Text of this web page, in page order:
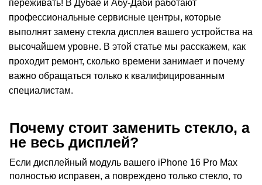
переживать! В Дубае и Абу-Даби работают
профессиональные сервисные центры, которые
выполнят замену стекла дисплея вашего устройства на
высочайшем уровне. В этой статье мы расскажем, как
проходит ремонт, сколько времени занимает и почему
важно обращаться только к квалифицированным
специалистам.
Почему стоит заменить стекло, а
не весь дисплей?
Если дисплейный модуль вашего iPhone 16 Pro Max
полностью исправен, а повреждено только стекло, то